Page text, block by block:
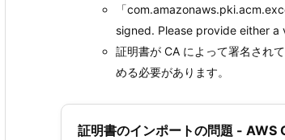
「
signed. Please provide either
証明書が CA によって署名され
める必要があります。
証明書のインポートの問題 -